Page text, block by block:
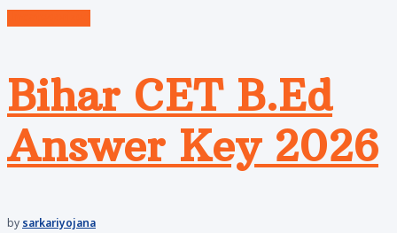
Bihar CET B.Ed
Answer Key 2026
by sarkariyojana